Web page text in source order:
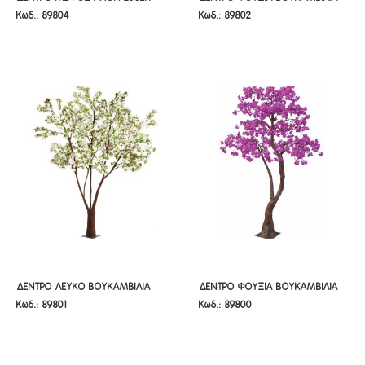
Κωδ.: 89804
320ΕΚ
320ΕΚ
Κωδ.: 89802
ΔΕΝΤΡΟ ΛΕΥΚΟ ΒΟΥΚΑΜΒΙΛΙΑ
320ΕΚ
ΔΕΝΤΡΟ ΛΕΥΚΟ ΒΟΥΚΑΜΒΙΛΙΑ
320ΕΚ
Κωδ.: 89801
ΔΕΝΤΡΟ ΦΟΥΞΙΑ ΒΟΥΚΑΜΒΙΛΙΑ
280ΕΚ
ΔΕΝΤΡΟ ΦΟΥΞΙΑ ΒΟΥΚΑΜΒΙΛΙΑ
280ΕΚ
Κωδ.: 89800